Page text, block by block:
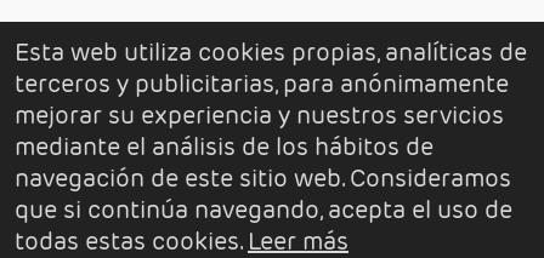
Esta web utiliza cookies propias, analíticas de
terceros y publicitarias, para anónimamente
mejorar su experiencia y nuestros servicios
mediante el análisis de los hábitos de
navegación de este sitio web. Consideramos
que si continúa navegando, acepta el uso de
todas estas cookies. Leer más